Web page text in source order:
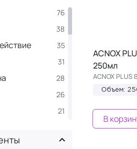
для
с
3
2
кукуи
1
76
38
35
31
28
26
21
18
ACNOX
250мл
ACNOX
Объем:
В